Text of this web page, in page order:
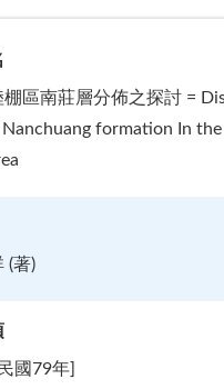
棚區南莊層分佈之探討 =
formation In the
(著)
國79年]